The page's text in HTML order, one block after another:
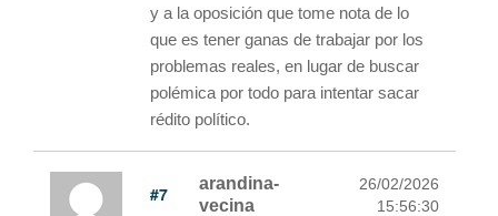
y a la oposición que tome nota de lo
que es tener ganas de trabajar por los
problemas reales, en lugar de buscar
polémica por todo para intentar sacar
rédito político.
#7
arandina-
vecina
26/02/2026
15:56:30